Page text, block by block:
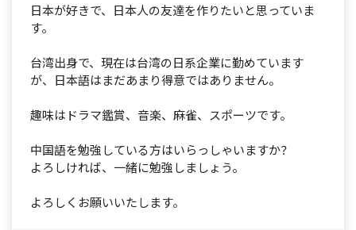
日本が好きで、日本人の友達を作りたいと思っていま
す。
台湾出身で、現在は台湾の日系企業に勤めています
が、日本語はまだあまり得意ではありません。
趣味はドラマ鑑賞、音楽、麻雀、スポーツです。
中国語を勉強している方はいらっしゃいますか？
よろしければ、一緒に勉強しましょう。
よろしくお願いいたします。